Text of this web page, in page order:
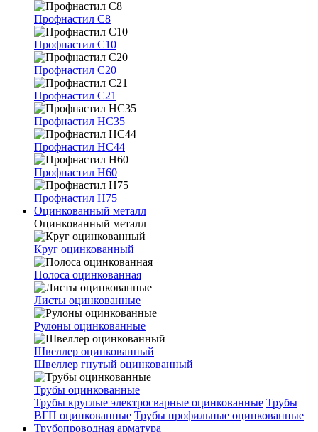
Профнастил С8
Профнастил С10
Профнастил С20
Профнастил С21
Профнастил НС35
Профнастил НС44
Профнастил Н60
Профнастил Н75
Оцинкованный металл
Оцинкованный металл
Круг оцинкованный
Полоса оцинкованная
Листы оцинкованные
Рулоны оцинкованные
Швеллер оцинкованный
Швеллер гнутый оцинкованный
Трубы оцинкованные
Трубы круглые электросварные оцинкованные Трубы
ВГП оцинкованные Трубы профильные оцинкованные
Трубопроводная арматура